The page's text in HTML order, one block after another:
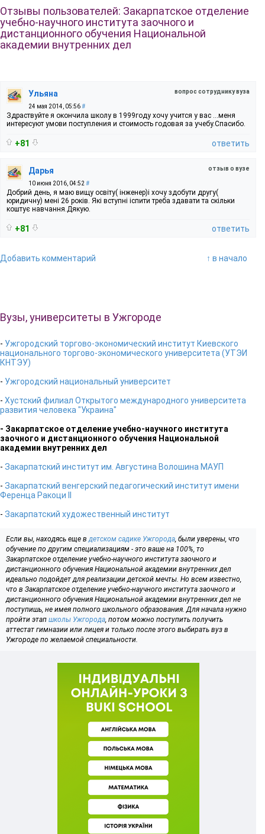
Отзывы пользователей: Закарпатское отделение
учебно-научного института заочного и
дистанционного обучения Национальной
академии внутренних дел
вопрос сотруднику вуза
Ульяна
24 мая 2014, 05:56#
Здраствуйте я окончила школу в 1999году хочу учится у вас ...меня
интересуют умови поступления и стоимость годовая за учебу.Спасибо.
+81 ответить
отзыв о вузе
Дарья
10 июня 2016, 04:52 #
Добрий день, я маю вищу освіту( інженер)і хочу здобути другу(
юридичну) мені 26 років. Які вступні іспити треба здавати та скільки
коштує навчання.Дякую.
+81 ответить
Добавить комментарий ↑ в начало
Вузы, университеты в Ужгороде
- Ужгородский торгово-экономический институт Киевского
национального торгово-экономического университета (УТЭИ
КНТЭУ)
- Ужгородский национальный университет
- Хустский филиал Открытого международного университета
развития человека "Украина"
- Закарпатское отделение учебно-научного института
заочного и дистанционного обучения Национальной
академии внутренних дел
- Закарпатский институт им. Августина Волошина МАУП
- Закарпатский венгерский педагогический институт имени
Ференца Ракоци ІІ
- Закарпатский художественный институт
Если вы, находясь еще в детском садике Ужгорода , были уверены, что
обучение по другим специализациям - это ваше на 100%, то
Закарпатское отделение учебно-научного института заочного и
дистанционного обучения Национальной академии внутренних дел
идеально подойдет для реализации детской мечты. Но всем известно,
что в Закарпатское отделение учебно-научного института заочного и
дистанционного обучения Национальной академии внутренних дел не
поступишь, не имея полного школьного образования. Для начала нужно
пройти этап школы Ужгорода , потом можно поступить получить
аттестат гимназии или лицея и только после этого выбирать вуз в
Ужгороде по желаемой специальности.